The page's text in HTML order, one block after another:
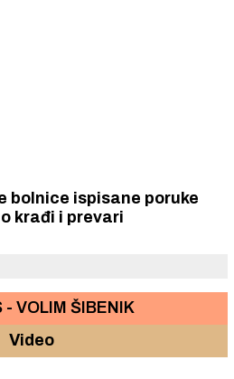
bolnice ispisane poruke
krađi i prevari
- VOLIM ŠIBENIK
Video